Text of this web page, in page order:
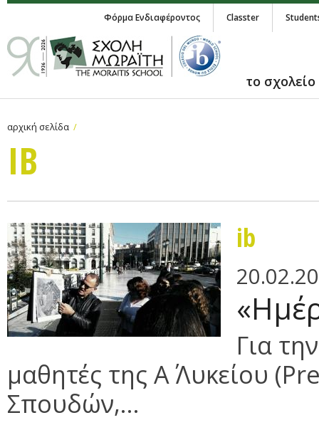
Φόρμα Ενδιαφέροντος Classter
το σχολείο
αρχική σελίδα
IB
ib
Για
μαθητές της Α΄ Λυκείου
Σπουδών,...